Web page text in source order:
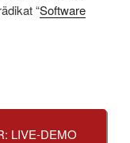
“Software
LIVE-DEMO